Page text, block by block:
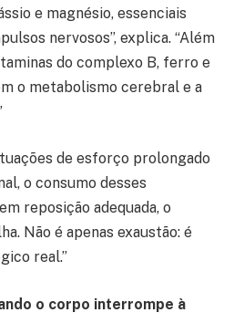
e magnésio, essenciais
nervosos”, explica. “Além
do complexo B, ferro e
o metabolismo cerebral e a
de esforço prolongado
o consumo desses
reposição adequada, o
Não é apenas exaustão: é
real.”
o corpo interrompe à